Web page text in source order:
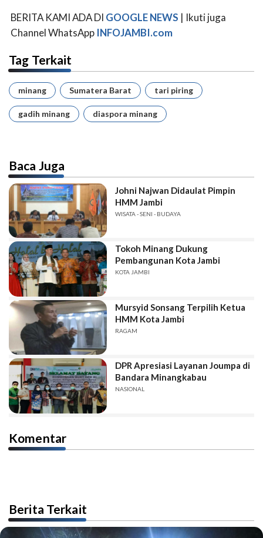
BERITA KAMI ADA DI GOOGLE NEWS | Ikuti juga
Channel WhatsApp INFOJAMBI.com
Tag Terkait
minang Sumatera Barat tari piring
gadih minang diaspora minang
Baca Juga
Johni Najwan Didaulat Pimpin
HMM Jambi
WISATA - SENI - BUDAYA
Tokoh Minang Dukung
Pembangunan Kota Jambi
KOTA JAMBI
Mursyid Sonsang Terpilih Ketua
HMM Kota Jambi
RAGAM
DPR Apresiasi Layanan Joumpa di
Bandara Minangkabau
NASIONAL
Komentar
Berita Terkait